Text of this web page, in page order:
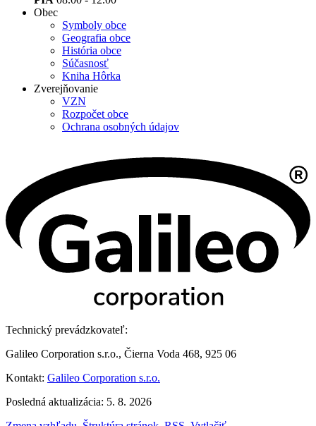
Obec
Symboly obce
Geografia obce
História obce
Súčasnosť
Kniha Hôrka
Zverejňovanie
VZN
Rozpočet obce
Ochrana osobných údajov
Technický prevádzkovateľ:
Galileo Corporation s.r.o., Čierna Voda 468, 925 06
Kontakt: Galileo Corporation s.r.o.
Posledná aktualizácia: 5. 8. 2026